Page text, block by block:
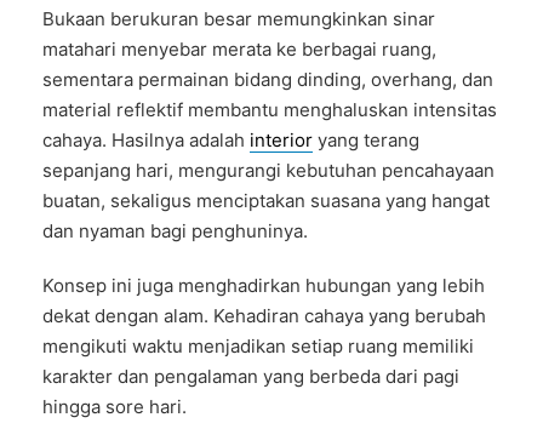
Bukaan berukuran besar memungkinkan sinar
matahari menyebar merata ke berbagai ruang,
sementara permainan bidang dinding, overhang, dan
material reflektif membantu menghaluskan intensitas
cahaya. Hasilnya adalah interior yang terang
sepanjang hari, mengurangi kebutuhan pencahayaan
buatan, sekaligus menciptakan suasana yang hangat
dan nyaman bagi penghuninya.
Konsep ini juga menghadirkan hubungan yang lebih
dekat dengan alam. Kehadiran cahaya yang berubah
mengikuti waktu menjadikan setiap ruang memiliki
karakter dan pengalaman yang berbeda dari pagi
hingga sore hari.